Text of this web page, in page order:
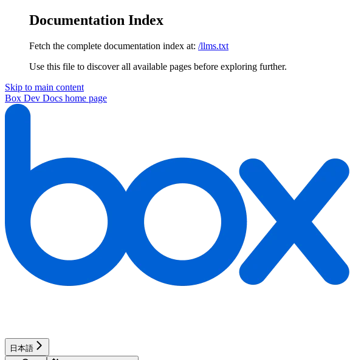
Documentation Index
Fetch the complete documentation index at: /llms.txt
Use this file to discover all available pages before exploring further.
Skip to main content
Box Dev Docs home page
日本語